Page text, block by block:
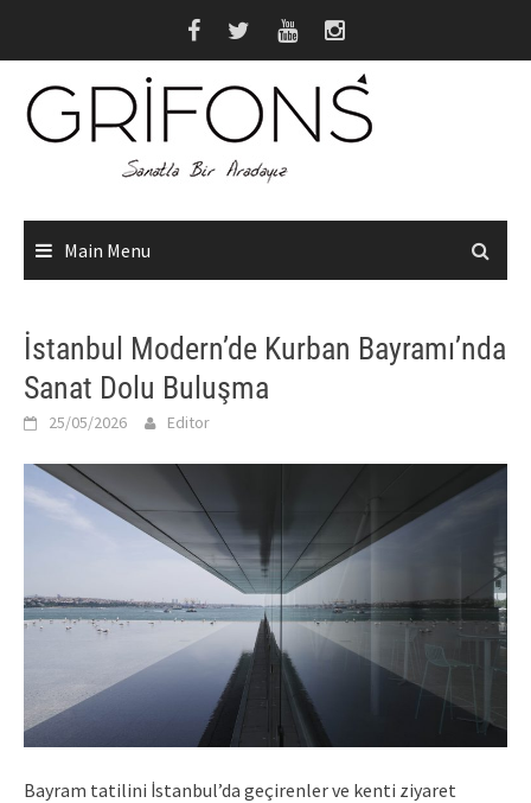
Main Menu
İstanbul Modern’de Kurban Bayramı’nda
Sanat Dolu Buluşma
25/05/2026 Editor
Bayram tatilini İstanbul’da geçirenler ve kenti ziyaret